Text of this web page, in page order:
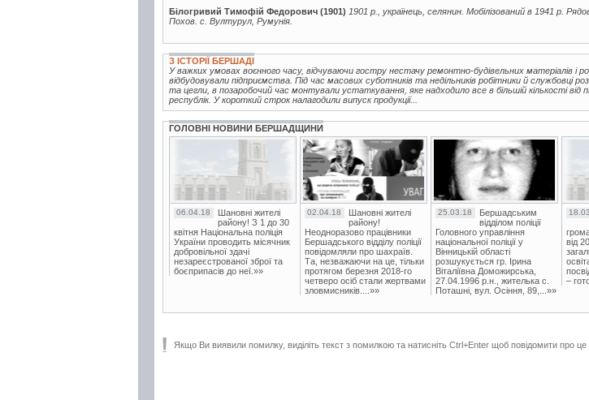
Білогривий Тимофій Федорович (1901) 1901 р., українець, селянин. Мобілізований в 1941 р.
Похов. с. Вултурул, Румунія.
З ІСТОРІЇ БЕРШАДІ
У важких умовах воєнного часу, відчуваючи гостру нестачу ремонтно-будівельних матеріалів і
відбудовували підприємства. Під час масових суботників та недільників робітники й службовці
та цегли, в позаробочий час монтували устаткування, яке надходило все в більшій кількості від
республік. У короткий строк налагодили випуск продукції...
ГОЛОВНІ НОВИНИ БЕРШАДЩИНИ
06.04.18
Шановні жителі
району! З 1 до 30
квітня Національна поліція
України проводить місячник
добровільної здачі
незареєстрованої зброї та
боєприпасів до неї.»»
02.04.18
Шановні жителі
району!
Неодноразово працівники
Бершадського відділу поліції
повідомляли про шахраїв.
Та, незважаючи на це, тільки
протягом березня 2018-го
четверо осіб стали жертвами
зловмисників....»»
25.03.18
Бершадським
відділом поліції
Головного управління
національної поліції у
Вінницькій області
розшукується гр. Ірина
Віталіївна Доможирська,
27.04.1996 р.н., жителька с.
Поташні, вул. Осіння, 89,...»»
від
–
Якщо Ви виявили помилку, виділіть текст з помилкою та натисніть Ctrl+Enter щоб повідомити про це